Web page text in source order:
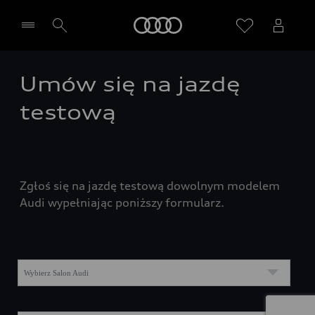
Wybierz Twojego Partnera Audi
Umów się na jazdę
testową
Zgłoś się na jazdę testową dowolnym modelem
Audi wypełniając poniższy formularz.